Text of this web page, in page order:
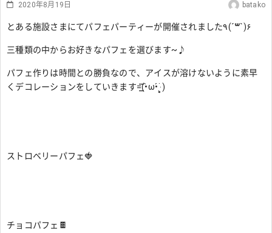
2020年8月19日 batako
とある施設さまにてパフェパーティーが開催されました٩(´꒳`)۶
三種類の中からお好きなパフェを選びます~♪
パフェ作りは時間との勝負なので、アイスが溶けないように素早
くデコレーションをしていきます=͟͟͞͞(•̀ω•́ ‧̣̥̇)
ストロベリーパフェ🍓
チョコパフェ🍫